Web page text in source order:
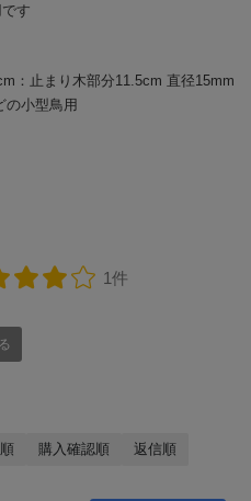
す
：止まり木部分11.5cm 直径15mm
の小型鳥用
1件
購入確認順
返信順